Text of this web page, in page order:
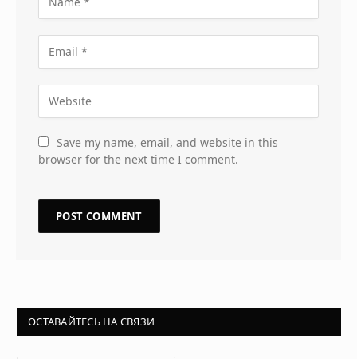
Save my name, email, and website in this
browser for the next time I comment.
ОСТАВАЙТЕСЬ НА СВЯЗИ